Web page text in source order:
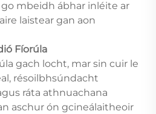
mbeidh ábhar inléite ar
laistear gan aon
Fíorúla
gach locht, mar sin cuir le
résoilbhsúndacht
ráta athnuachana
aschur ón gcineálaitheoir